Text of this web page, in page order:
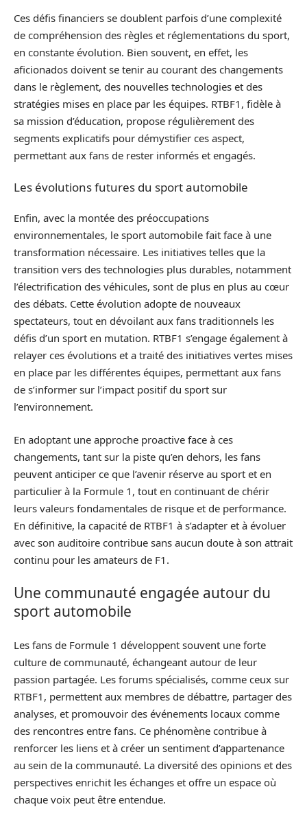
Ces défis financiers se doublent parfois d’une complexité
de compréhension des règles et réglementations du sport,
en constante évolution. Bien souvent, en effet, les
aficionados doivent se tenir au courant des changements
dans le règlement, des nouvelles technologies et des
stratégies mises en place par les équipes. RTBF1, fidèle à
sa mission d’éducation, propose régulièrement des
segments explicatifs pour démystifier ces aspect,
permettant aux fans de rester informés et engagés.
Les évolutions futures du sport automobile
Enfin, avec la montée des préoccupations
environnementales, le sport automobile fait face à une
transformation nécessaire. Les initiatives telles que la
transition vers des technologies plus durables, notamment
l’électrification des véhicules, sont de plus en plus au cœur
des débats. Cette évolution adopte de nouveaux
spectateurs, tout en dévoilant aux fans traditionnels les
défis d’un sport en mutation. RTBF1 s’engage également à
relayer ces évolutions et a traité des initiatives vertes mises
en place par les différentes équipes, permettant aux fans
de s’informer sur l’impact positif du sport sur
l’environnement.
En adoptant une approche proactive face à ces
changements, tant sur la piste qu’en dehors, les fans
peuvent anticiper ce que l’avenir réserve au sport et en
particulier à la Formule 1, tout en continuant de chérir
leurs valeurs fondamentales de risque et de performance.
En définitive, la capacité de RTBF1 à s’adapter et à évoluer
avec son auditoire contribue sans aucun doute à son attrait
continu pour les amateurs de F1.
Une communauté engagée autour du
sport automobile
Les fans de Formule 1 développent souvent une forte
culture de communauté, échangeant autour de leur
passion partagée. Les forums spécialisés, comme ceux sur
RTBF1, permettent aux membres de débattre, partager des
analyses, et promouvoir des événements locaux comme
des rencontres entre fans. Ce phénomène contribue à
renforcer les liens et à créer un sentiment d’appartenance
au sein de la communauté. La diversité des opinions et des
perspectives enrichit les échanges et offre un espace où
chaque voix peut être entendue.